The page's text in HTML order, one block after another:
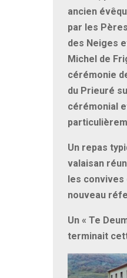
ancien
par les
des Neiges
Michel de
cérémonie
du Prieuré
cérémonial
Un repas
valaisan
les convives
nouveau
Un « Te
terminait